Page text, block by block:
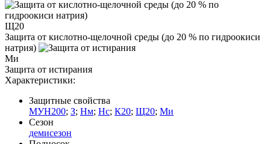
Щ20
Защита от кислотно-щелочной среды (до 20 % по гидроокиси
натрия)
Ми
Защита от истирания
Характеристики:
Защитные свойства
МУН200; З; Нм; Нс; К20; Щ20; Ми
Сезон
демисезон